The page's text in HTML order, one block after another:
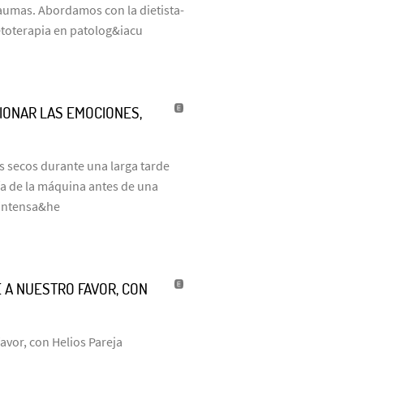
Abordamos con la dietista-
en patolog&iacu
LAS EMOCIONES,
secos durante una larga tarde
de la máquina antes de una
NUESTRO FAVOR, CON
con Helios Pareja